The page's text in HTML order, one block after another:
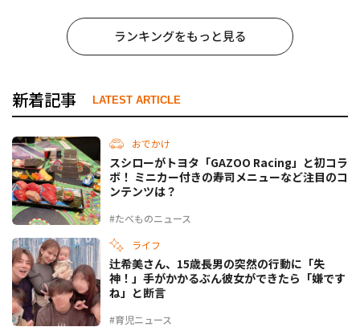
ランキングをもっと見る
新着記事 LATEST ARTICLE
おでかけ
#たべものニュース
スシローがトヨタ「GAZOO Racing」と初コラ
ボ！ ミニカー付きの寿司メニューなど注目のコ
ンテンツは？
ライフ
#育児ニュース
辻希美さん、15歳長男の突然の行動に「失
神！」手がかかるぶん彼女ができたら「嫌です
ね」と断言